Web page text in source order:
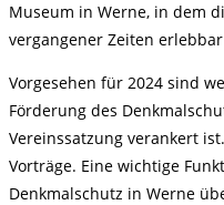
Museum in Werne, in dem
vergangener Zeiten
Vorgesehen für 2024 sind
Förderung des
Vereinssatzung verankert
Vorträge. Eine wichtige
Denkmalschutz in Werne